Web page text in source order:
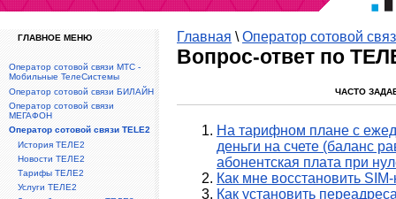
Главная \ Оператор сотовой
Вопрос-ответ по
ЧАСТО
На тарифном плане с
деньги на счете (баланс
абонентская плата при
Как мне восстановить SIM-
Как установить
ГЛАВНОЕ МЕНЮ
Оператор сотовой связи МТС -
Мобильные ТелеСистемы
Оператор сотовой связи БИЛАЙН
Оператор сотовой связи
МЕГАФОН
Оператор сотовой связи TELE2
История ТЕЛЕ2
Новости ТЕЛЕ2
Тарифы ТЕЛЕ2
Услуги ТЕЛЕ2